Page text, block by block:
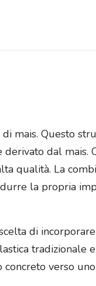
mais. Questo
dal mais.
qualità. La
la propria
di
tradizionale
verso